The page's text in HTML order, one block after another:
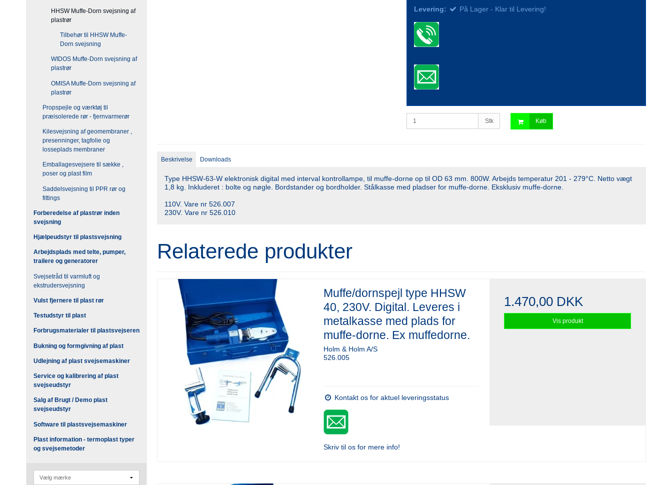
HHSW Muffe-Dorn svejsning af
plastrør
Tilbehør til HHSW Muffe-
Dorn svejsning
WIDOS Muffe-Dorn svejsning af
plastrør
OMISA Muffe-Dorn svejsning af
plastrør
Propspejle og værktøj til
præisolerede rør - fjernvarmerør
Kilesvejsning af geomembraner ,
presenninger, tagfolie og
losseplads membraner
Emballagesvejsere til sække ,
poser og plast film
Saddelsvejsning til PPR rør og
fittings
Forberedelse af plastrør inden
svejsning
Hjælpeudstyr til plastsvejsning
Arbejdsplads med telte, pumper,
trailere og generatorer
Svejsetråd til varmluft og
ekstrudersvejsning
Vulst fjernere til plast rør
Testudstyr til plast
Forbrugsmaterialer til plastsvejseren
Bukning og formgivning af plast
Udlejning af plast svejsemaskiner
Service og kalibrering af plast
svejseudstyr
Salg af Brugt / Demo plast
svejseudstyr
Software til plastsvejsemaskiner
Plast information - termoplast typer
og svejsemetoder
Levering: På Lager - Klar til Levering!
Stk Køb
Beskrivelse Downloads
Type HHSW-63-W elektronisk digital med interval kontrollampe, til muffe-dorne op til OD 63 mm. 800W. Arbejds temperatur 201 - 279°C. Netto vægt
1,8 kg. Inkluderet : bolte og nøgle. Bordstander og bordholder. Stålkasse med pladser for muffe-dorne. Eksklusiv muffe-dorne.
110V. Vare nr 526.007
230V. Vare nr 526.010
Relaterede produkter
Muffe/dornspejl type HHSW
40, 230V. Digital. Leveres i
metalkasse med plads for
muffe-dorne. Ex muffedorne.
Holm & Holm A/S
526.005
Kontakt os for aktuel leveringsstatus
Skriv til os for mere info!
1.470,00 DKK
Vis produkt